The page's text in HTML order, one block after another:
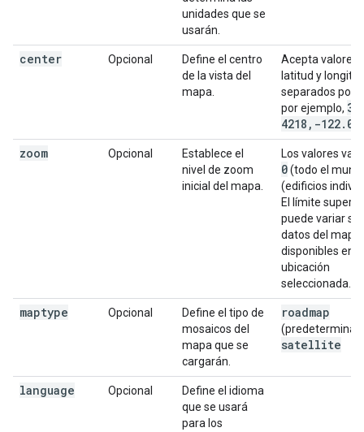
unidades que se
usarán.
center Opcional
Define el centro
de la vista del
mapa.
Acepta valores
latitud y
separados por
por ejemplo, 37
4218 , -122.
zoom
Opcional
Establece el
nivel de zoom
inicial del mapa.
Los valores
0(todo el
(edificios
El límite
puede variar
datos del mapa
disponibles en
ubicación
seleccionada.
maptype Opcional
Define el tipo de
mosaicos del
mapa que se
cargarán.
roadmap
satellite
language Opcional
Define el idioma
que se usará
para los